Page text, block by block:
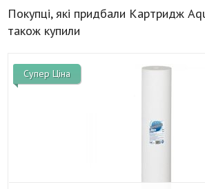
Покупці, які придбали Картридж
також купили
Супер Ціна